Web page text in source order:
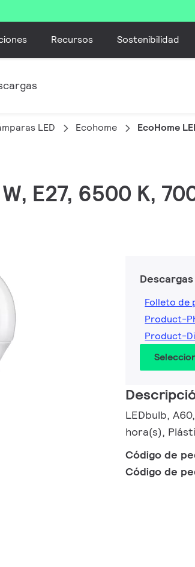
Recursos Sostenibilidad
LED Ecohome EcoHome
E27, 6500 K,
Folleto de
Product-
Product-
LEDbulb,
hora(s),
Código de
Código de